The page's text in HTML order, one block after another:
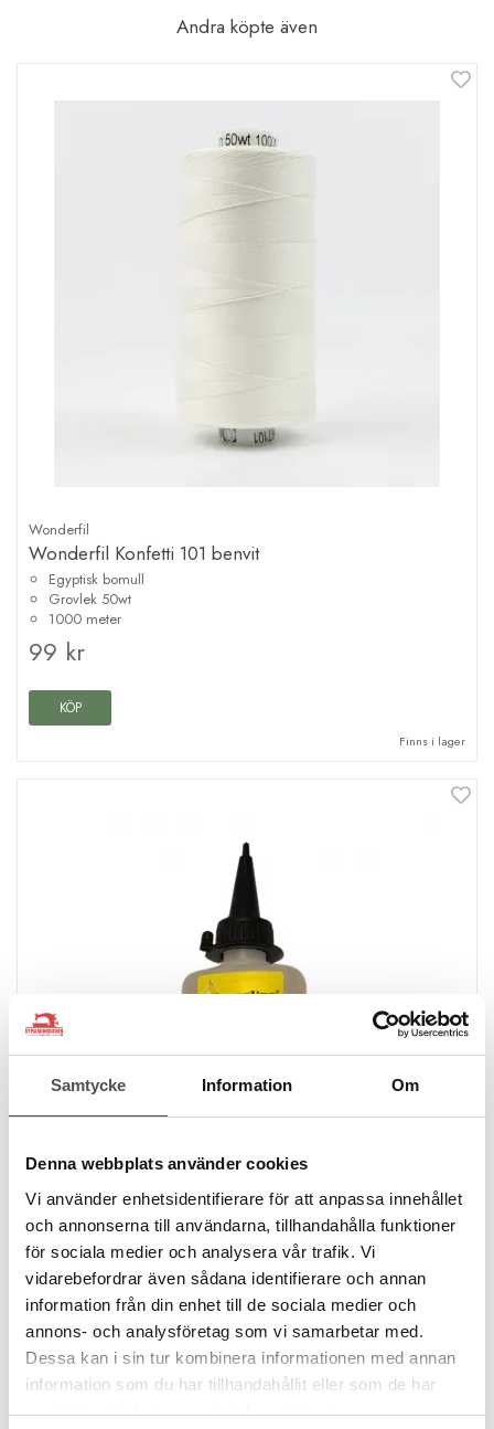
Samtycke Information Om
Denna webbplats använder cookies
Vi använder enhetsidentifierare för att anpassa innehållet
och annonserna till användarna, tillhandahålla funktioner
för sociala medier och analysera vår trafik. Vi
vidarebefordrar även sådana identifierare och annan
information från din enhet till de sociala medier och
annons- och analysföretag som vi samarbetar med.
Dessa kan i sin tur kombinera informationen med annan
information som du har tillhandahållit eller som de har
samlat in när du har använt deras tjänster.
Andra köpte även
Wonderfil
Wonderfil Konfetti 101 benvit
Egyptisk bomull
Grovlek 50wt
1000 meter
99 kr
KÖP
Finns i lager
Hanseline
Symaskinsolja 50 ml syrafri
Tunnflytande olja
Harts- och syrafri
Stelnar inte
58 kr